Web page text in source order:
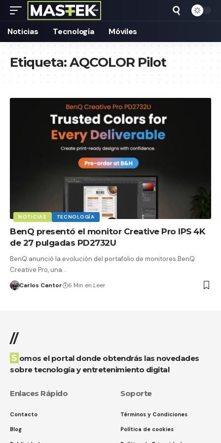
Noticias Tecnología Móviles
Etiqueta:AQCOLOR Pilot
NOTICIAS TECNOLOGÍA
BenQ presentó el monitor Creative Pro IPS 4K
de 27 pulgadas PD2732U
BenQ anunció la evolución del portafolio de monitores BenQ
Creative Pro, una…
Carlos Cantor 6 Min en Leer
//
Somos el portal donde obtendrás las novedades
sobre tecnología y entretenimiento digital
Enlaces Rápido
Contacto
Blog
Soporte
Términos y Condiciones
Política de cookies